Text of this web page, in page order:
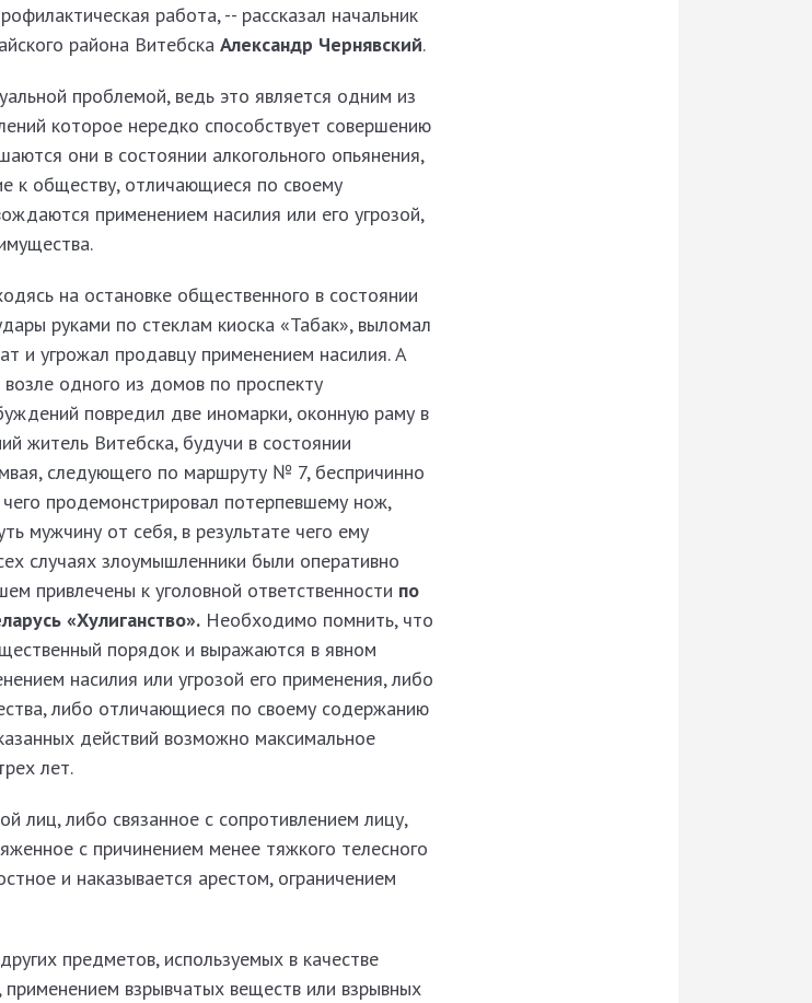
работа, -- рассказал начальник
района Витебска Александр Чернявский.
проблемой, ведь это является одним из
которое нередко способствует совершению
они в состоянии алкогольного опьянения,
к обществу, отличающиеся по своему
применением насилия или его угрозой,
на остановке общественного в состоянии
руками по стеклам киоска «Табак», выломал
и угрожал продавцу применением насилия. А
одного из домов по проспекту
повредил две иномарки, оконную раму в
житель Витебска, будучи в состоянии
следующего по маршруту № 7, беспричинно
продемонстрировал потерпевшему нож,
мужчину от себя, в результате чего ему
случаях злоумышленники были оперативно
привлечены к уголовной ответственности по
«Хулиганство». Необходимо помнить, что
порядок и выражаются в явном
насилия или угрозой его применения, либо
либо отличающиеся по своему содержанию
действий возможно максимальное
лет.
лиц, либо связанное с сопротивлением лицу,
с причинением менее тяжкого телесного
и наказывается арестом, ограничением
предметов, используемых в качестве
взрывчатых веществ или взрывных